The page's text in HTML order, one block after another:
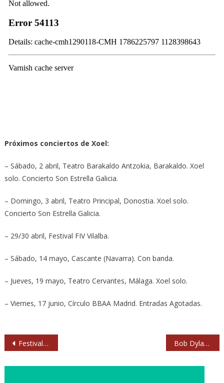
Próximos conciertos de Xoel:
– Sábado, 2 abril, Teatro Barakaldo Antzokia, Barakaldo. Xoel
solo. Concierto Son Estrella Galicia.
– Domingo, 3 abril, Teatro Principal, Donostia. Xoel solo.
Concierto Son Estrella Galicia.
– 29/30 abril, Festival FIV Vilalba.
– Sábado, 14 mayo, Cascante (Navarra). Con banda.
– Jueves, 19 mayo, Teatro Cervantes, Málaga. Xoel solo.
– Viernes, 17 junio, Círculo BBAA Madrid. Entradas Agotadas.
Navegación
Festival Abejarock 2016: Boikot, Narco, Porretas, Desakato y Capitán Freeman Bob Dylan publicará nuevo disco en primavera: ‘Fallen angels’